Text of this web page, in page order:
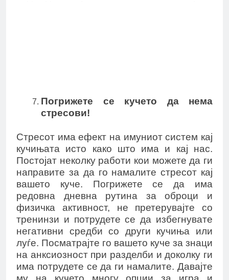
Погрижете се кучето да нема
стресови!
Стресот има ефект на имуниот систем кај
кучињата исто како што има и кај нас.
Постојат неколку работи кои можете да ги
направите за да го намалите стресот кај
вашето куче. Погрижете се да има
редовна дневна рутина за оброци и
физичка активност, не претерувајте со
тренинзи и потрудете се да избегнувате
негативни средби со други кучиња или
луѓе. Посматрајте го вашето куче за знаци
на анксиозност при разделби и доколку ги
има потрудете се да ги намалите. Давајте